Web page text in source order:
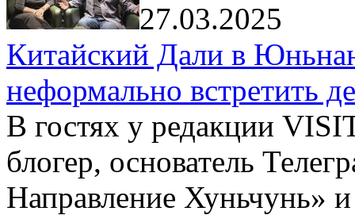
27.03.2025
Китайский Дали в
неформально встретить
В гостях у редакции
блогер, основатель
Направление Хуньчунь»